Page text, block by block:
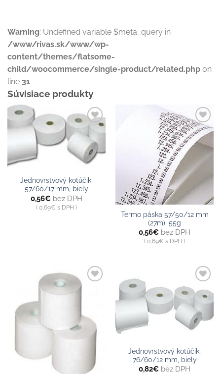
Warning: Undefined variable $meta_query in
/www/rivas.sk/www/wp-
content/themes/flatsome-
child/woocommerce/single-product/related.php on
line 31
Súvisiace produkty
Pridať do
zoznamu
Jednovrstvový kotúčik,
57/60/17 mm, biely
0,56€ bez DPH
0,69€ s DPH
Pridať do
zoznamu
Termo páska 57/50/12 mm
(27m), 55g
0,56€ bez DPH
0,69€ s DPH
Pridať do
Pridať do
zoznamu
Jednovrstvový kotúčik,
76/60/12 mm, biely
0,82€ bez DPH